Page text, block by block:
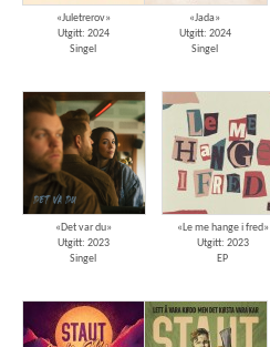
«Juletrerov»
Utgitt: 2024
Singel
«Jada»
Utgitt: 2024
Singel
«Det var du»
Utgitt: 2023
Singel
«Le me hange i fred»
Utgitt: 2023
EP